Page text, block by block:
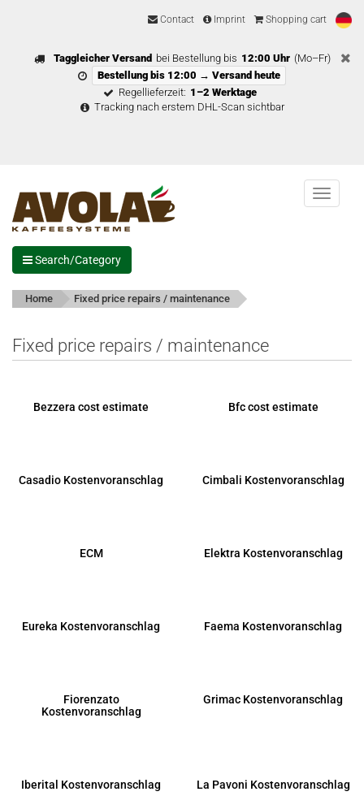
Contact Imprint Shopping cart
Taggleicher Versand bei Bestellung bis 12:00 Uhr (Mo–Fr)
Bestellung bis 12:00 → Versand heute
Regellieferzeit: 1–2 Werktage
Tracking nach erstem DHL-Scan sichtbar
Menu
Search/Category
Home Fixed price repairs / maintenance
Fixed price repairs / maintenance
Bezzera cost estimate Bfc cost estimate
Casadio Kostenvoranschlag Cimbali Kostenvoranschlag
ECM Elektra Kostenvoranschlag
Eureka Kostenvoranschlag Faema Kostenvoranschlag
Fiorenzato
Kostenvoranschlag
Grimac Kostenvoranschlag
Iberital Kostenvoranschlag La Pavoni Kostenvoranschlag